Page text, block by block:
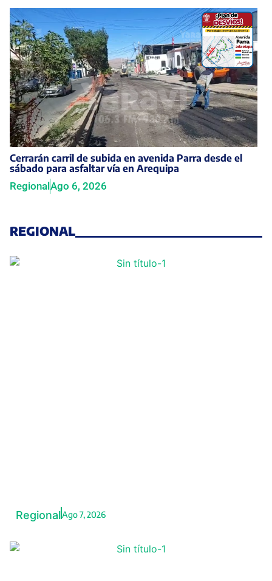
Cerrarán carril de subida en avenida Parra desde el
sábado para asfaltar vía en Arequipa
Regional Ago 6, 2026
REGIONAL
RegionalAgo 7, 2026